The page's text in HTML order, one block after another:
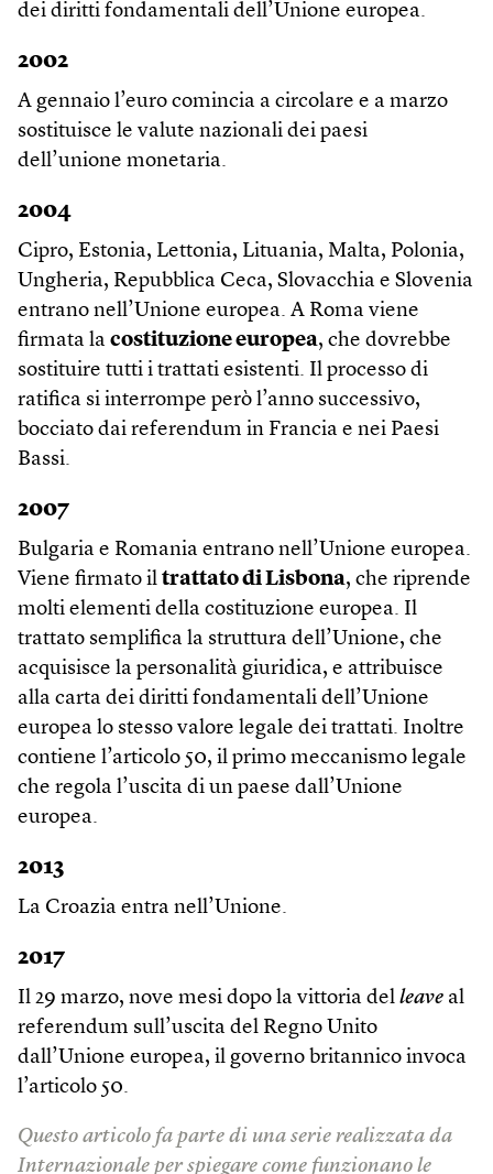
dei diritti fondamentali dell’Unione europea.
2002
A gennaio l’euro comincia a circolare e a marzo
sostituisce le valute nazionali dei paesi
dell’unione monetaria.
2004
Cipro, Estonia, Lettonia, Lituania, Malta, Polonia,
Ungheria, Repubblica Ceca, Slovacchia e Slovenia
entrano nell’Unione europea. A Roma viene
firmata la costituzione europea, che dovrebbe
sostituire tutti i trattati esistenti. Il processo di
ratifica si interrompe però l’anno successivo,
bocciato dai referendum in Francia e nei Paesi
Bassi.
2007
Bulgaria e Romania entrano nell’Unione europea.
Viene firmato il trattato di Lisbona, che riprende
molti elementi della costituzione europea. Il
trattato semplifica la struttura dell’Unione, che
acquisisce la personalità giuridica, e attribuisce
alla carta dei diritti fondamentali dell’Unione
europea lo stesso valore legale dei trattati. Inoltre
contiene l’articolo 50, il primo meccanismo legale
che regola l’uscita di un paese dall’Unione
europea.
2013
La Croazia entra nell’Unione.
2017
Il 29 marzo, nove mesi dopo la vittoria del leave al
referendum sull’uscita del Regno Unito
dall’Unione europea, il governo britannico invoca
l’articolo 50.
Questo articolo fa parte di una serie realizzata da
Internazionale per spiegare come funzionano le